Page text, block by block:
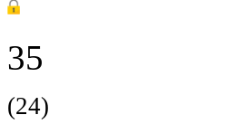
35
(24)